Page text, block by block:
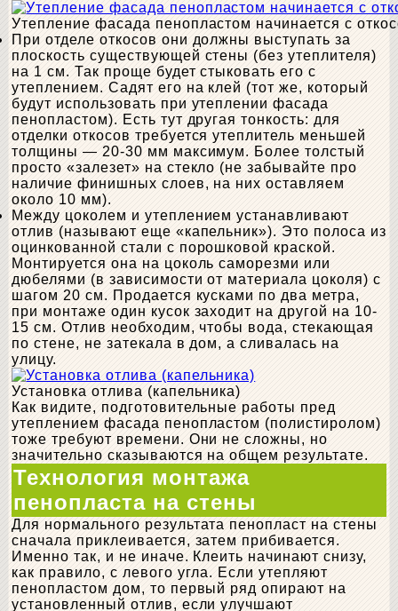
Утепление фасада пенопластом начинается с
При отделе откосов они должны выступать за
плоскость существующей стены (без утеплителя)
на 1 см. Так проще будет стыковать его с
утеплением. Садят его на клей (тот же, который
будут использовать при утеплении фасада
пенопластом). Есть тут другая тонкость: для
отделки откосов требуется утеплитель меньшей
толщины — 20-30 мм максимум. Более толстый
просто «залезет» на стекло (не забывайте про
наличие финишных слоев, на них оставляем
около 10 мм).
Между цоколем и утеплением устанавливают
отлив (называют еще «капельник»). Это полоса из
оцинкованной стали с порошковой краской.
Монтируется она на цоколь саморезми или
дюбелями (в зависимости от материала цоколя) с
шагом 20 см. Продается кусками по два метра,
при монтаже один кусок заходит на другой на 10-
15 см. Отлив необходим, чтобы вода, стекающая
по стене, не затекала в дом, а сливалась на
улицу.
Установка отлива (капельника)
Как видите, подготовительные работы пред
утеплением фасада пенопластом (полистиролом)
тоже требуют времени. Они не сложны, но
значительно сказываются на общем результате.
Технология монтажа
пенопласта на стены
Для нормального результата пенопласт на стены
сначала приклеивается, затем прибивается.
Именно так, и не иначе. Клеить начинают снизу,
как правило, с левого угла. Если утепляют
пенопластом дом, то первый ряд опирают на
установленный отлив, если улучшают